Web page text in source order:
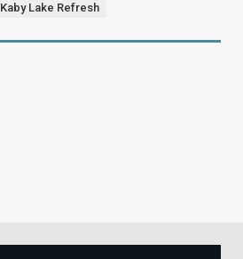
Kaby Lake Refresh